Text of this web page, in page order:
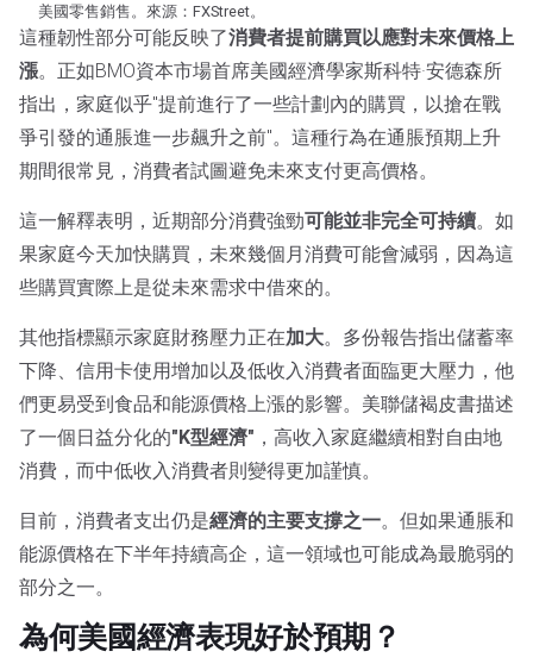
美國零售銷售。來源：FXStreet。
這種韌性部分可能反映了消費者提前購買以應對未來價格上
漲。正如BMO資本市場首席美國經濟學家斯科特·安德森所
指出，家庭似乎"提前進行了一些計劃內的購買，以搶在戰
爭引發的通脹進一步飆升之前"。這種行為在通脹預期上升
期間很常見，消費者試圖避免未來支付更高價格。
這一解釋表明，近期部分消費強勁可能並非完全可持續。如
果家庭今天加快購買，未來幾個月消費可能會減弱，因為這
些購買實際上是從未來需求中借來的。
其他指標顯示家庭財務壓力正在加大。多份報告指出儲蓄率
下降、信用卡使用增加以及低收入消費者面臨更大壓力，他
們更易受到食品和能源價格上漲的影響。美聯儲褐皮書描述
了一個日益分化的"K型經濟" ，高收入家庭繼續相對自由地
消費，而中低收入消費者則變得更加謹慎。
目前，消費者支出仍是經濟的主要支撐之一。但如果通脹和
能源價格在下半年持續高企，這一領域也可能成為最脆弱的
部分之一。
為何美國經濟表現好於預期？